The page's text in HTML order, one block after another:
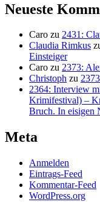
Neueste
Caro zu 2431:
Claudia Rimkus
Einsteiger
Caro zu 2373:
Christoph zu
2364: Interview
Krimifestival) –
Bruch. In eisigen
Meta
Anmelden
Eintrags-Feed
Kommentar-Feed
WordPress.org